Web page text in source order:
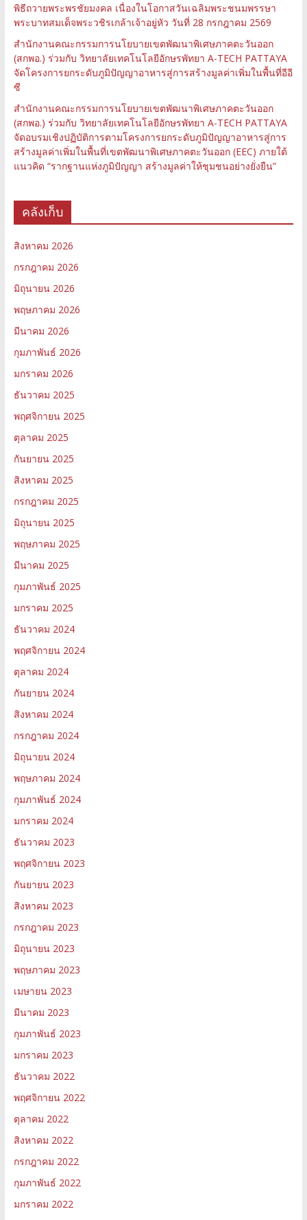
พิธีถวายพระพรชัยมงคล เนื่องในโอกาสวันเฉลิมพระชนมพรรษา
พระบาทสมเด็จพระวชิรเกล้าเจ้าอยู่หัว วันที่ 28 กรกฎาคม 2569
สำนักงานคณะกรรมการนโยบายเขตพัฒนาพิเศษภาคตะวันออก
(สกพอ.) ร่วมกับ วิทยาลัยเทคโนโลยีอักษรพัทยา A-TECH PATTAYA
จัดโครงการยกระดับภูมิปัญญาอาหารสู่การสร้างมูลค่าเพิ่มในพื้นที่อีอี
ซี
สำนักงานคณะกรรมการนโยบายเขตพัฒนาพิเศษภาคตะวันออก
(สกพอ.) ร่วมกับ วิทยาลัยเทคโนโลยีอักษรพัทยา A-TECH PATTAYA
จัดอบรมเชิงปฏิบัติการตามโครงการยกระดับภูมิปัญญาอาหารสู่การ
สร้างมูลค่าเพิ่มในพื้นที่เขตพัฒนาพิเศษภาคตะวันออก (EEC) ภายใต้
แนวคิด “รากฐานแห่งภูมิปัญญา สร้างมูลค่าให้ชุมชนอย่างยั่งยืน”
คลังเก็บ
สิงหาคม 2026
กรกฎาคม 2026
มิถุนายน 2026
พฤษภาคม 2026
มีนาคม 2026
กุมภาพันธ์ 2026
มกราคม 2026
ธันวาคม 2025
พฤศจิกายน 2025
ตุลาคม 2025
กันยายน 2025
สิงหาคม 2025
กรกฎาคม 2025
มิถุนายน 2025
พฤษภาคม 2025
มีนาคม 2025
กุมภาพันธ์ 2025
มกราคม 2025
ธันวาคม 2024
พฤศจิกายน 2024
ตุลาคม 2024
กันยายน 2024
สิงหาคม 2024
กรกฎาคม 2024
มิถุนายน 2024
พฤษภาคม 2024
กุมภาพันธ์ 2024
มกราคม 2024
ธันวาคม 2023
พฤศจิกายน 2023
กันยายน 2023
สิงหาคม 2023
กรกฎาคม 2023
มิถุนายน 2023
พฤษภาคม 2023
เมษายน 2023
มีนาคม 2023
กุมภาพันธ์ 2023
มกราคม 2023
ธันวาคม 2022
พฤศจิกายน 2022
ตุลาคม 2022
สิงหาคม 2022
กรกฎาคม 2022
กุมภาพันธ์ 2022
มกราคม 2022